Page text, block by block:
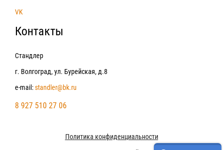
VK
Контакты
Стандлер
г. Волгоград, ул. Бурейская, д.8
e-mail:standler@bk.ru
8 927 510 27 06
Политика конфиденциальности